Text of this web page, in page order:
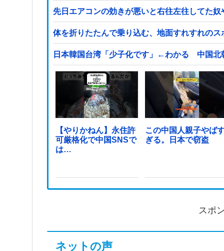
先日エアコンの効きが悪いと右往左往してた奴
体を折りたたんで乗り込む、地面すれすれの
日本韓国台湾「少子化です」←わかる 中国北
【やりかねん】永住許
可厳格化で中国SNSで
は…
この中国人親子やば
ぎる。日本で窃盗
スポ
ネットの声